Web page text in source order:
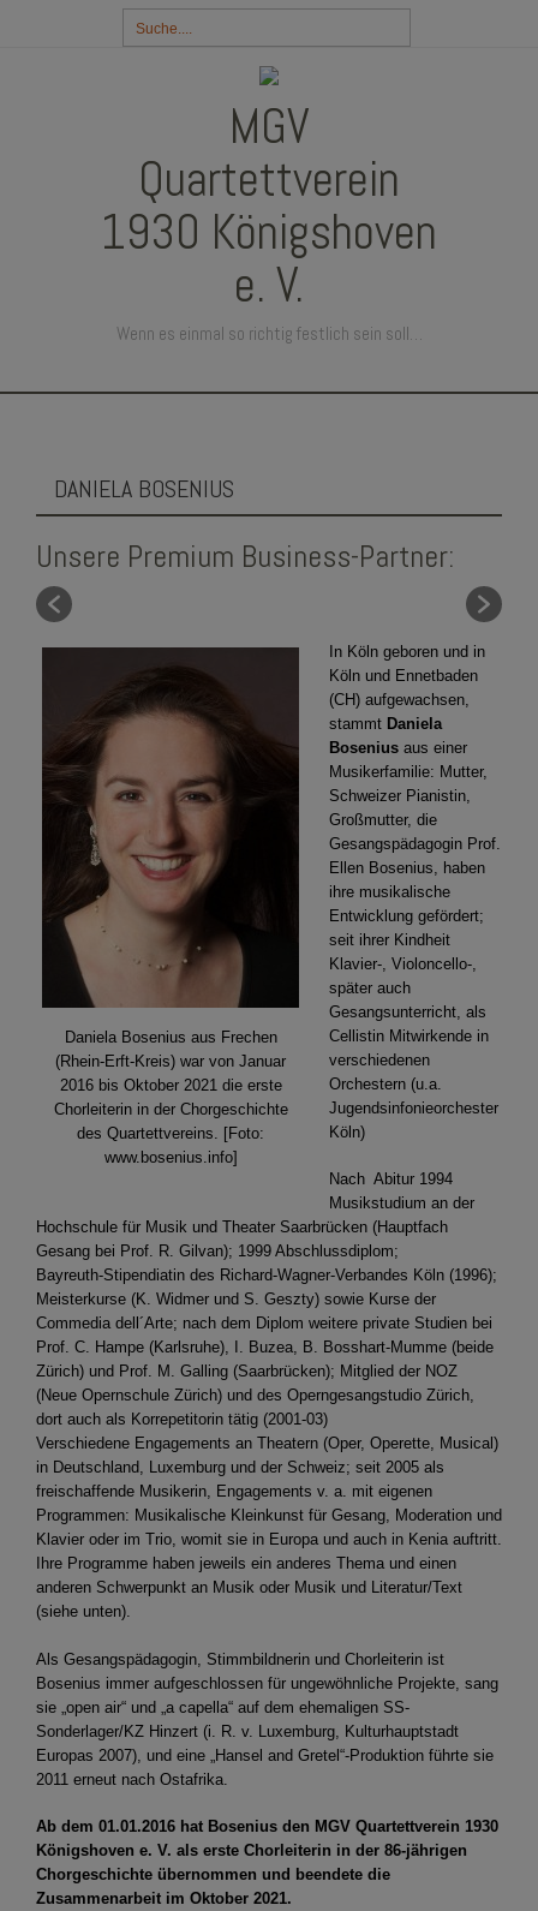
Suchbegriff
eingeben:
MGV
Quartettverein
1930 Königshoven
e. V.
Wenn es einmal so richtig festlich sein soll…
DANIELA BOSENIUS
Unsere Premium Business-Partner:
Daniela Bosenius aus Frechen
(Rhein-Erft-Kreis) war von Januar
2016 bis Oktober 2021 die erste
Chorleiterin in der Chorgeschichte
des Quartettvereins. [Foto:
www.bosenius.info]
In Köln geboren und in
Köln und Ennetbaden
(CH) aufgewachsen,
stammt Daniela
Boseniusaus einer
Musikerfamilie: Mutter,
Schweizer Pianistin,
Großmutter, die
Gesangspädagogin Prof.
Ellen Bosenius, haben
ihre musikalische
Entwicklung gefördert;
seit ihrer Kindheit
Klavier-, Violoncello-,
später auch
Gesangsunterricht, als
Cellistin Mitwirkende in
verschiedenen
Orchestern (u.a.
Jugendsinfonieorchester
Köln)
Nach Abitur 1994
Musikstudium an der
Hochschule für Musik und Theater Saarbrücken (Hauptfach
Gesang bei Prof. R. Gilvan); 1999 Abschlussdiplom;
Bayreuth-Stipendiatin des Richard-Wagner-Verbandes Köln (1996);
Meisterkurse (K. Widmer und S. Geszty) sowie Kurse der
Commedia dell´Arte; nach dem Diplom weitere private Studien bei
Prof. C. Hampe (Karlsruhe), I. Buzea, B. Bosshart-Mumme (beide
Zürich) und Prof. M. Galling (Saarbrücken); Mitglied der NOZ
(Neue Opernschule Zürich) und des Operngesangstudio Zürich,
dort auch als Korrepetitorin tätig (2001-03)
Verschiedene Engagements an Theatern (Oper, Operette, Musical)
in Deutschland, Luxemburg und der Schweiz; seit 2005 als
freischaffende Musikerin, Engagements v. a. mit eigenen
Programmen: Musikalische Kleinkunst für Gesang, Moderation und
Klavier oder im Trio, womit sie in Europa und auch in Kenia auftritt.
Ihre Programme haben jeweils ein anderes Thema und einen
anderen Schwerpunkt an Musik oder Musik und Literatur/Text
(siehe unten).
Als Gesangspädagogin, Stimmbildnerin und Chorleiterin ist
Bosenius immer aufgeschlossen für ungewöhnliche Projekte, sang
sie „open air“ und „a capella“ auf dem ehemaligen SS-
Sonderlager/KZ Hinzert (i. R. v. Luxemburg, Kulturhauptstadt
Europas 2007), und eine „Hansel and Gretel“-Produktion führte sie
2011 erneut nach Ostafrika.
Ab dem 01.01.2016 hat Bosenius den MGV Quartettverein 1930
Königshoven e. V. als erste Chorleiterin in der 86-jährigen
Chorgeschichte übernommen und beendete die
Zusammenarbeit im Oktober 2021.